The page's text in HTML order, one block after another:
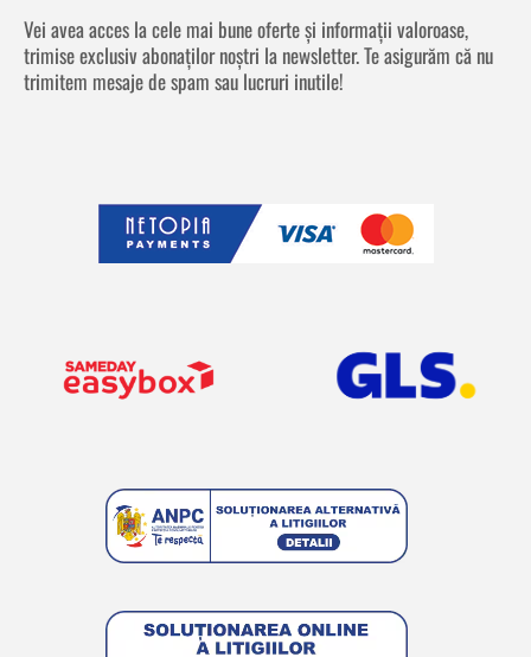
Vei avea acces la cele mai bune oferte și informații valoroase,
trimise exclusiv abonaților noștri la newsletter. Te asigurăm că nu
trimitem mesaje de spam sau lucruri inutile!